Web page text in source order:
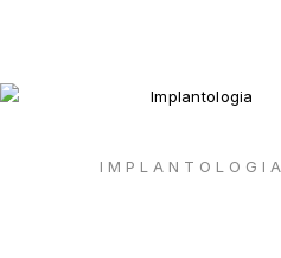
IMPLANTOLOGIA